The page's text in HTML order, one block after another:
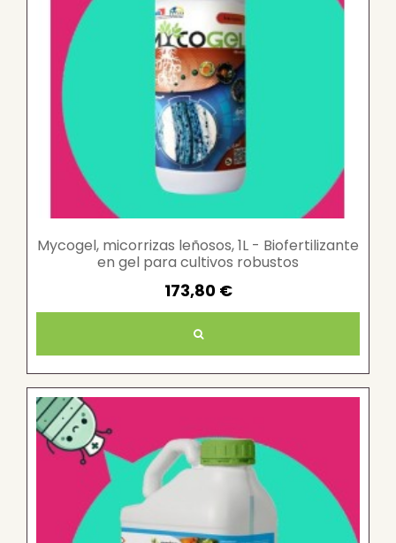
Mycogel, micorrizas leñosos, 1L - Biofertilizante
en gel para cultivos robustos
173,80 €